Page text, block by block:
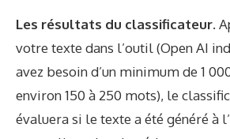
Les résultats du classificateur.
votre texte dans l’outil (Open AI
avez besoin d’un minimum de 1
environ 150 à 250 mots), le
évaluera si le texte a été généré à